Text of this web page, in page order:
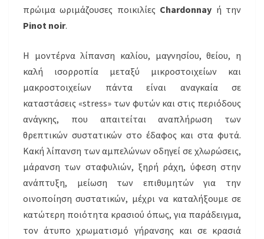
πρώιμα ωριμάζουσες ποικιλίες Chardonnay ή την
Pinot noir.
Η μοντέρνα λίπανση καλίου, μαγνησίου, θείου, η
καλή ισορροπία μεταξύ μικροστοιχείων και
μακροστοιχείων πάντα είναι αναγκαία σε
καταστάσεις «stress» των φυτών και στις περιόδους
ανάγκης, που απαιτείται αναπλήρωση των
θρεπτικών συστατικών στο έδαφος και στα φυτά.
Κακή λίπανση των αμπελώνων οδηγεί σε χλωρώσεις,
μάρανση των σταφυλιών, ξηρή ράχη, ύφεση στην
ανάπτυξη, μείωση των επιθυμητών για την
οινοποίηση συστατικών, μέχρι να καταλήξουμε σε
κατώτερη ποιότητα κρασιού όπως, για παράδειγμα,
τον άτυπο χρωματισμό γήρανσης και σε κρασιά